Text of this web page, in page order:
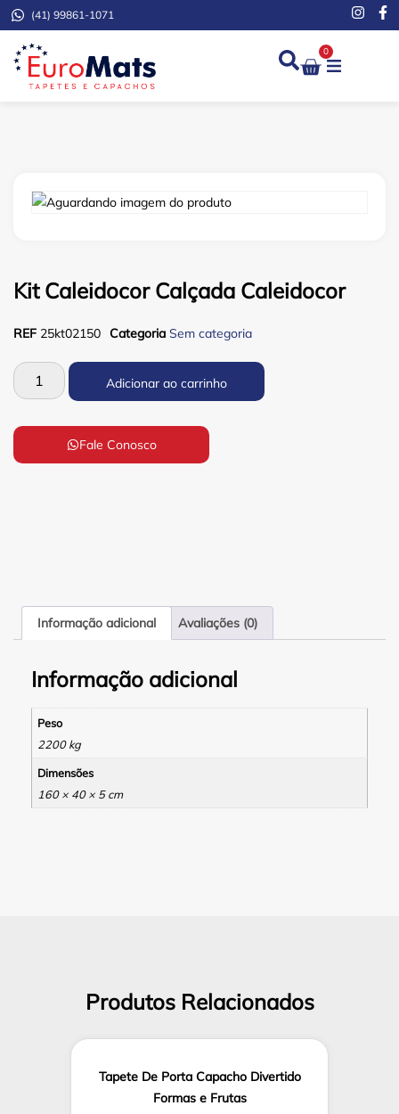
(41) 99861-1071
0
Kit Caleidocor Calçada Caleidocor
REF 25kt02150 Categoria Sem categoria
Adicionar ao carrinho
Fale Conosco
Informação adicional Avaliações (0)
Informação adicional
Peso
2200 kg
Dimensões
160 × 40 × 5 cm
Produtos Relacionados
Tapete De Porta Capacho Divertido
Formas e Frutas